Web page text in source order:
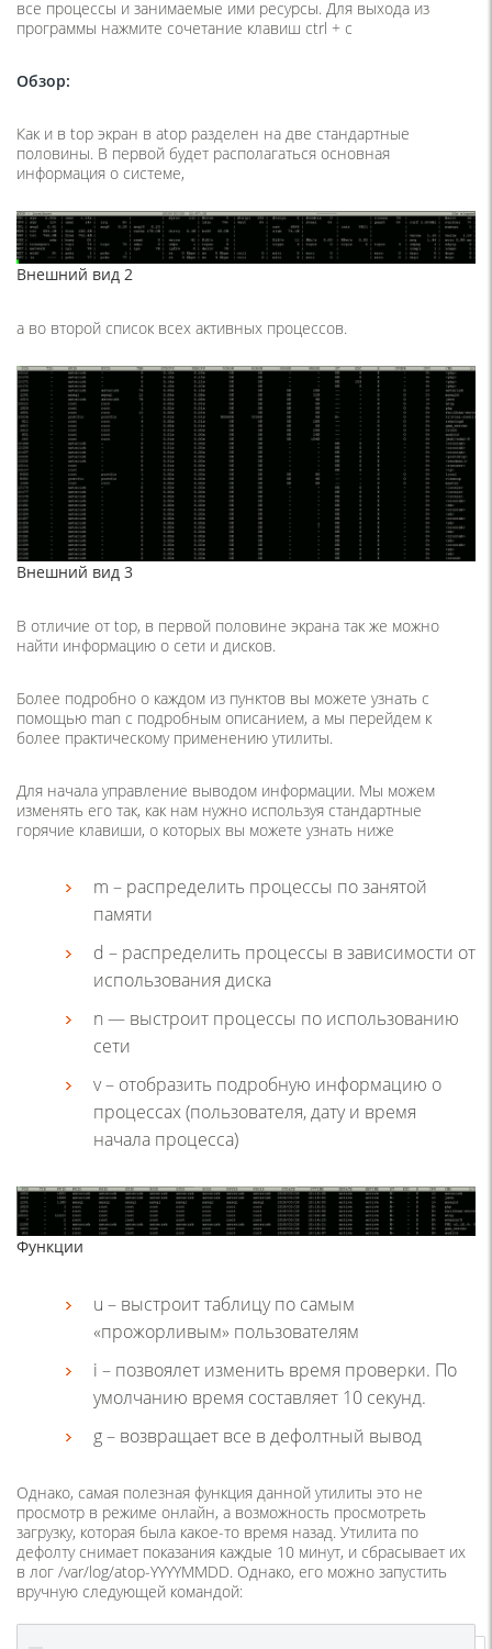
все процессы и занимаемые ими ресурсы. Для выхода из
программы нажмите сочетание клавиш ctrl + c
Обзор:
Как и в top экран в atop разделен на две стандартные
половины. В первой будет располагаться основная
информация о системе,
Внешний вид 2
а во второй список всех активных процессов.
Внешний вид 3
В отличие от top, в первой половине экрана так же можно
найти информацию о сети и дисков.
Более подробно о каждом из пунктов вы можете узнать с
помощью man с подробным описанием, а мы перейдем к
более практическому применению утилиты.
Для начала управление выводом информации. Мы можем
изменять его так, как нам нужно используя стандартные
горячие клавиши, о которых вы можете узнать ниже
m – распределить процессы по занятой
памяти
d – распределить процессы в зависимости от
использования диска
n — выстроит процессы по использованию
сети
v – отобразить подробную информацию о
процессах (пользователя, дату и время
начала процесса)
Функции
u – выстроит таблицу по самым
«прожорливым» пользователям
i – позвоялет изменить время проверки. По
умолчанию время составляет 10 секунд.
g – возвращает все в дефолтный вывод
Однако, самая полезная функция данной утилиты это не
просмотр в режиме онлайн, а возможность просмотреть
загрузку, которая была какое-то время назад. Утилита по
дефолту снимает показания каждые 10 минут, и сбрасывает их
в лог /var/log/atop-YYYYMMDD. Однако, его можно запустить
вручную следующей командой: